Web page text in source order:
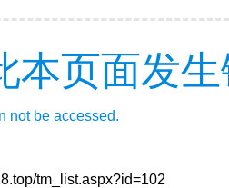
本页面发
not be accessed.
tm_list.aspx?id=102